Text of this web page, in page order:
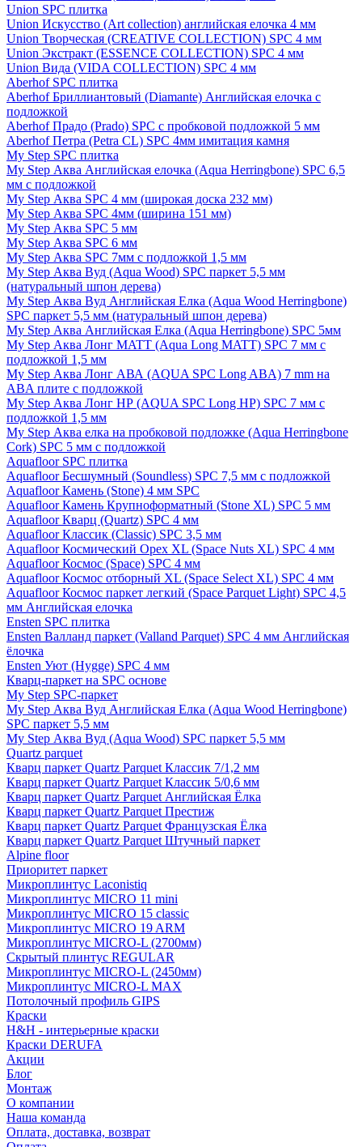
Union SPC плитка
Union Искусство (Art collection) английская елочка 4 мм
Union Творческая (CREATIVE COLLECTION) SPC 4 мм
Union Экстракт (ESSENCE COLLECTION) SPC 4 мм
Union Вида (VIDA COLLECTION) SPC 4 мм
Aberhof SPC плитка
Aberhof Бриллиантовый (Diamante) Английская елочка с
подложкой
Aberhof Прадо (Prado) SPC с пробковой подложкой 5 мм
Aberhof Петра (Petra CL) SPC 4мм имитация камня
My Step SPC плитка
My Step Аква Английская елочка (Aqua Herringbone) SPC 6,5
мм с подложкой
My Step Аква SPC 4 мм (широкая доска 232 мм)
My Step Аква SPC 4мм (ширина 151 мм)
My Step Аква SPC 5 мм
My Step Аква SPC 6 мм
My Step Аква SPC 7мм c подложкой 1,5 мм
My Step Аква Вуд (Aqua Wood) SPC паркет 5,5 мм
(натуральный шпон дерева)
My Step Аква Вуд Английская Елка (Aqua Wood Herringbone)
SPC паркет 5,5 мм (натуральный шпон дерева)
My Step Аква Английская Елка (Aqua Herringbone) SPC 5мм
My Step Аква Лонг MATT (Aqua Long MATT) SPC 7 мм с
подложкой 1,5 мм
My Step Аква Лонг АВА (AQUA SPC Long ABA) 7 mm на
ABA плите с подложкой
My Step Аква Лонг НР (AQUA SPC Long HP) SPC 7 мм с
подложкой 1,5 мм
My Step Аква елка на пробковой подложке (Aqua Herringbone
Cork) SPC 5 мм с подложкой
Aquafloor SPC плитка
Aquafloor Бесшумный (Soundless) SPC 7,5 мм с подложкой
Aquafloor Камень (Stone) 4 мм SPC
Aquafloor Камень Крупноформатный (Stone XL) SPC 5 мм
Aquafloor Кварц (Quartz) SPC 4 мм
Aquafloor Классик (Classic) SPC 3,5 мм
Aquafloor Космический Орех XL (Space Nuts XL) SPC 4 мм
Aquafloor Космос (Space) SPC 4 мм
Aquafloor Космос отборный XL (Space Select XL) SPC 4 мм
Aquafloor Космос паркет легкий (Space Parquet Light) SPC 4,5
мм Английская елочка
Ensten SPC плитка
Ensten Валланд паркет (Valland Parquet) SPC 4 мм Английская
ёлочка
Ensten Уют (Hygge) SPC 4 мм
Кварц-паркет на SPC основе
My Step SPC-паркет
My Step Аква Вуд Английская Елка (Aqua Wood Herringbone)
SPC паркет 5,5 мм
My Step Аква Вуд (Aqua Wood) SPC паркет 5,5 мм
Quartz parquet
Кварц паркет Quartz Parquet Классик 7/1,2 мм
Кварц паркет Quartz Parquet Классик 5/0,6 мм
Кварц паркет Quartz Parquet Английская Ёлка
Кварц паркет Quartz Parquet Престиж
Кварц паркет Quartz Parquet Французская Ёлка
Кварц паркет Quartz Parquet Штучный паркет
Alpine floor
Приоритет паркет
Микроплинтус Laconistiq
Микроплинтус MICRO 11 mini
Микроплинтус MICRO 15 classic
Микроплинтус MICRO 19 ARM
Микроплинтус MICRO-L (2700мм)
Скрытый плинтус REGULAR
Микроплинтус MICRO-L (2450мм)
Микроплинтус MICRO-L MAX
Потолочный профиль GIPS
Краски
H&H - интерьерные краски
Краски DERUFA
Акции
Блог
Монтаж
О компании
Наша команда
Оплата, доставка, возврат